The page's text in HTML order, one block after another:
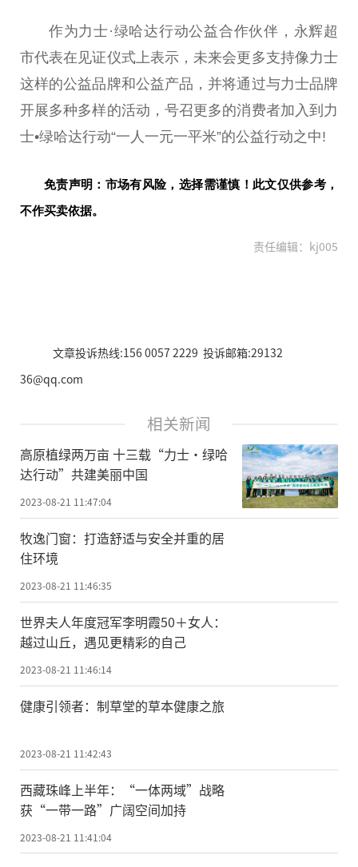
作为力士·绿哈达行动公益合作伙伴，永辉超
市代表在见证仪式上表示，未来会更多支持像力士
这样的公益品牌和公益产品，并将通过与力士品牌
开展多种多样的活动，号召更多的消费者加入到力
士•绿哈达行动“一人一元一平米”的公益行动之中!
免责声明：市场有风险，选择需谨慎！此文仅供参考，
不作买卖依据。
责任编辑：kj005
文章投诉热线:156 0057 2229 投诉邮箱:29132
36@qq.com
相关新闻
高原植绿两万亩 十三载“力士·绿哈
达行动”共建美丽中国
2023-08-21 11:47:04
牧逸门窗：打造舒适与安全并重的居
住环境
2023-08-21 11:46:35
世界夫人年度冠军李明霞50＋女人：
越过山丘，遇见更精彩的自己
2023-08-21 11:46:14
健康引领者：制草堂的草本健康之旅
2023-08-21 11:42:43
西藏珠峰上半年：“一体两域”战略
获“一带一路”广阔空间加持
2023-08-21 11:41:04